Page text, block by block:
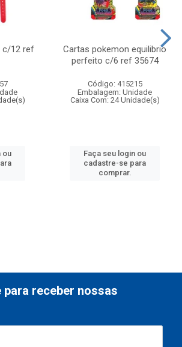
c/12 ref
ou
Cartas pokemon equilibrio
perfeito c/6 ref 35674
Código: 415215
Embalagem: Unidade
Caixa Com: 24 Unidade(s)
Faça seu login ou
cadastre-se para
comprar.
receber nossas